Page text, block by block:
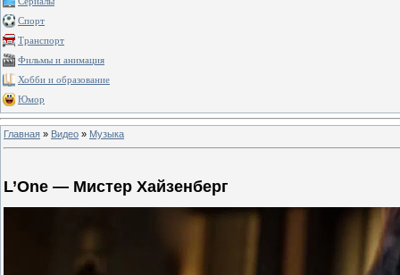
Спорт
Транспорт
Фильмы и анимация
Хобби и образование
Юмор
Главная » Видео » Музыка
L’One — Мистер Хайзенберг